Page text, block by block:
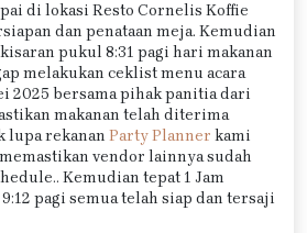
di lokasi Resto Cornelis Koffie
dan penataan meja. Kemudian
pukul 8:31 pagi hari makanan
melakukan ceklist menu acara
2025 bersama pihak panitia dari
makanan telah diterima
lupa rekanan Party Planner kami
vendor lainnya sudah
Kemudian tepat 1 Jam
pagi semua telah siap dan tersaji